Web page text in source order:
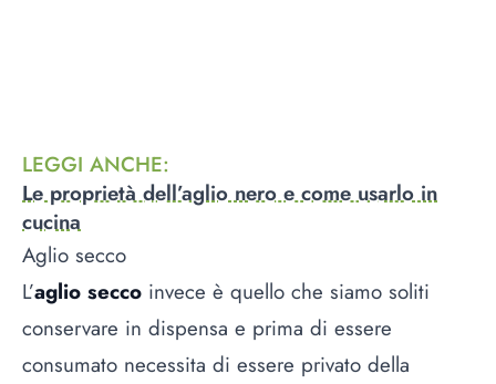
LEGGI ANCHE:
Le proprietà dell’aglio nero e come usarlo in
cucina
Aglio secco
L’aglio secco invece è quello che siamo soliti
conservare in dispensa e prima di essere
consumato necessita di essere privato della